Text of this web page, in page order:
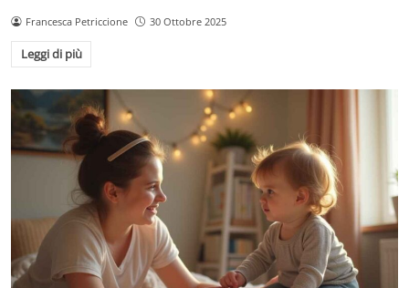
Francesca Petriccione 30 Ottobre 2025
Leggi di più